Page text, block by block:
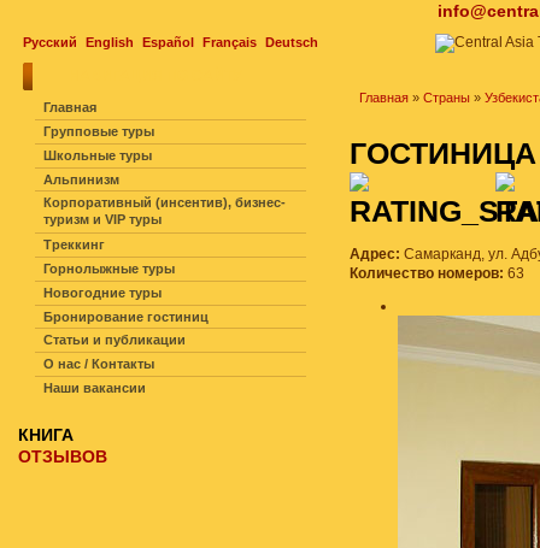
Русский English Español Français Deutsch
Главная » Страны »
Адрес: Самарканд, ул.
Количество номеров: 63
Главная
Групповые туры
Школьные туры
Альпинизм
Корпоративный (инсентив), бизнес-
туризм и VIP туры
Треккинг
Горнолыжные туры
Новогодние туры
Бронирование гостиниц
Статьи и публикации
О нас / Контакты
Наши вакансии
КНИГА
ОТЗЫВОВ